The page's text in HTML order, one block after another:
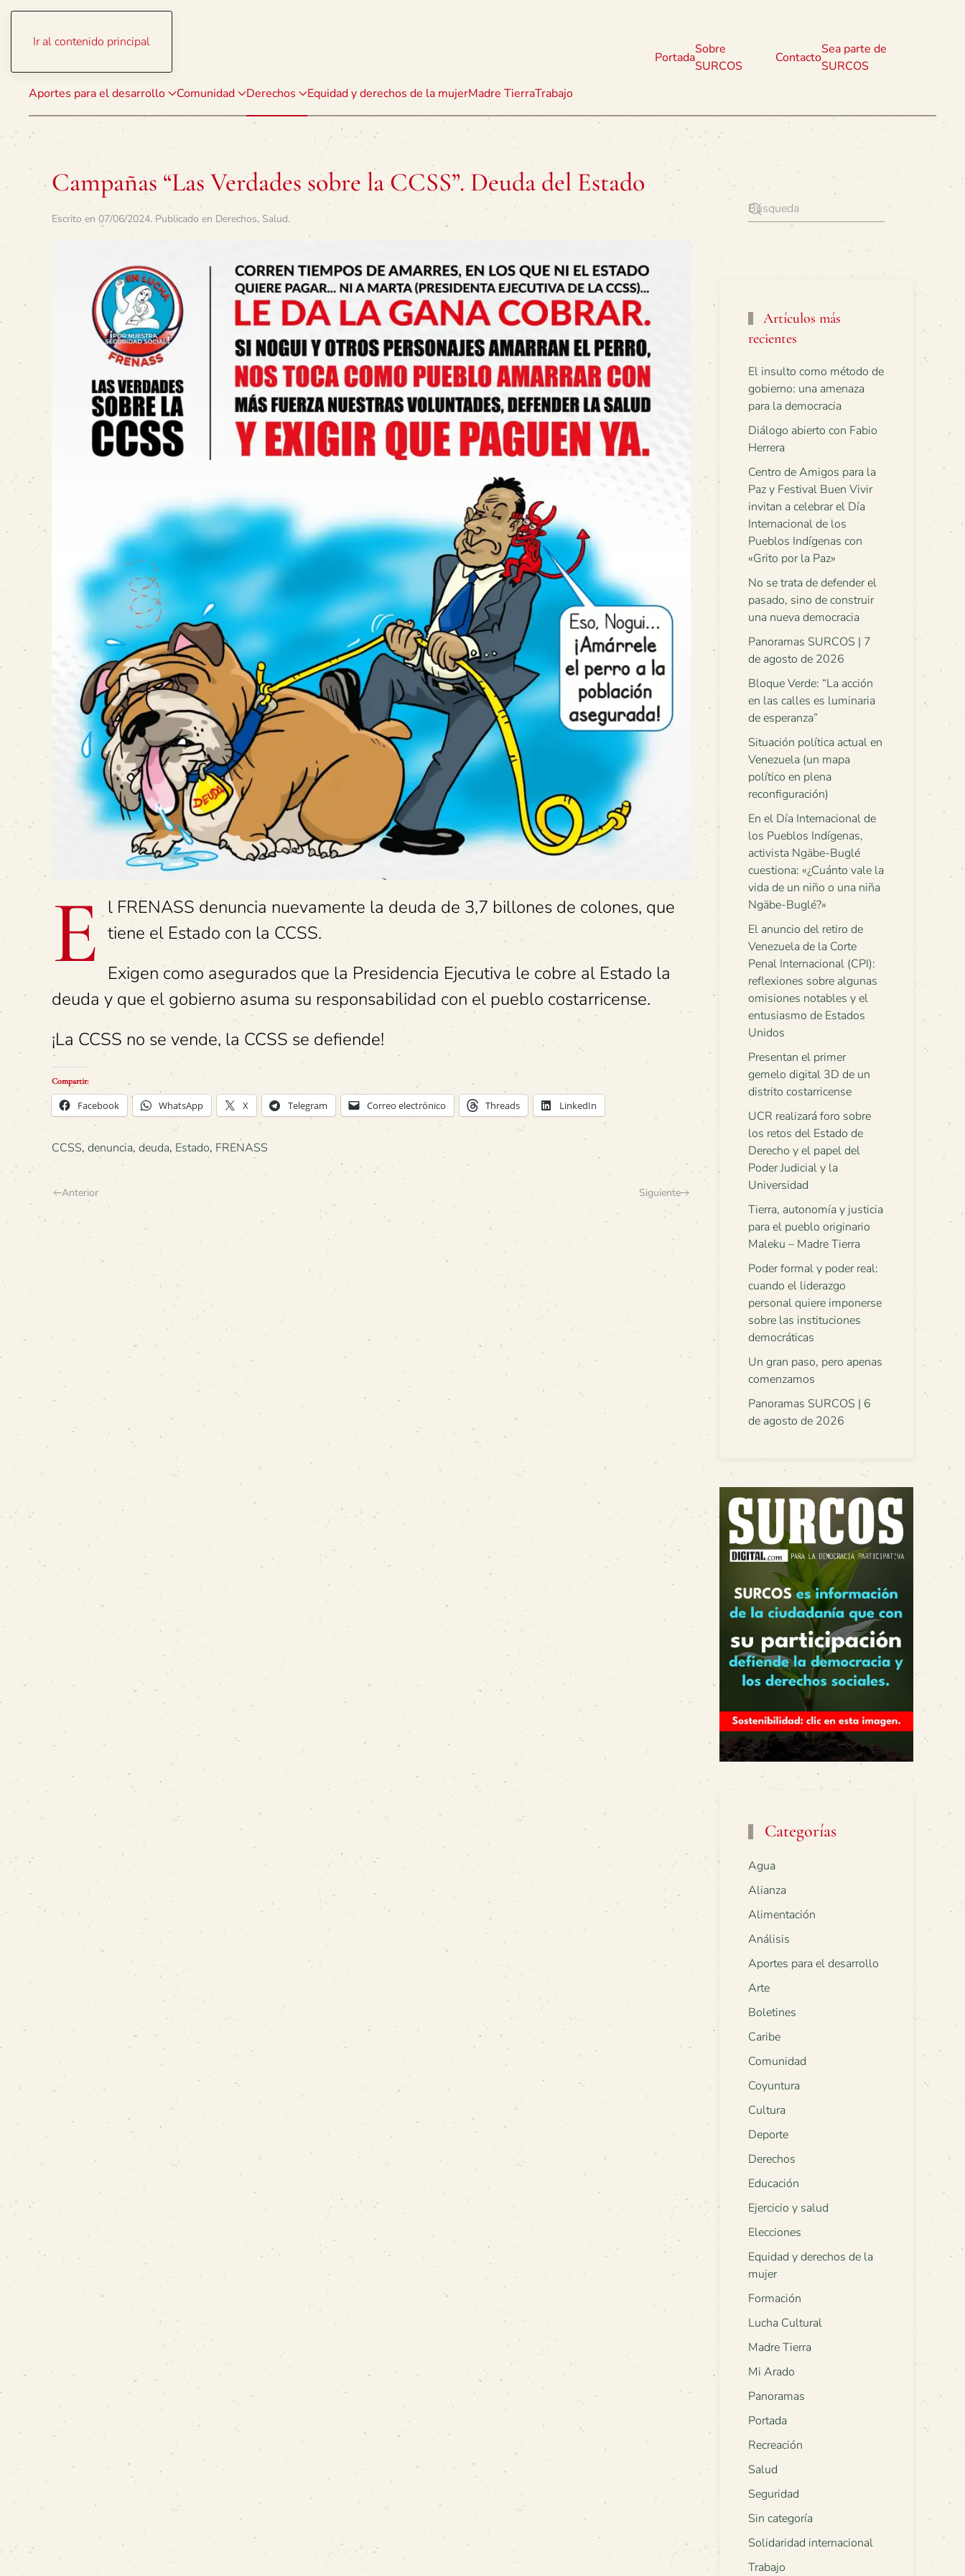
Ir al contenido principal
Aportes para el desarrollo Comunidad Derechos Equidad y derechos de la mujerMadre TierraTrabajo
Portada
Sobre
SURCOS
Contacto
Sea parte de
SURCOS
Campañas “Las Verdades sobre la CCSS”. Deuda del Estado
Escrito en 07/06/2024. Publicado en Derechos, Salud.
E l FRENASS denuncia nuevamente la deuda de 3,7 billones de colones, que
tiene el Estado con la CCSS.
Exigen como asegurados que la Presidencia Ejecutiva le cobre al Estado la
deuda y que el gobierno asuma su responsabilidad con el pueblo costarricense.
¡La CCSS no se vende, la CCSS se defiende!
Compartir:
Facebook WhatsApp X Telegram Correo electrónico Threads LinkedIn
CCSS, denuncia, deuda, Estado, FRENASS
Anterior Siguiente
Artículos más
recientes
El insulto como método de
gobierno: una amenaza
para la democracia
Diálogo abierto con Fabio
Herrera
Centro de Amigos para la
Paz y Festival Buen Vivir
invitan a celebrar el Día
Internacional de los
Pueblos Indígenas con
«Grito por la Paz»
No se trata de defender el
pasado, sino de construir
una nueva democracia
Panoramas SURCOS | 7
de agosto de 2026
Bloque Verde: “La acción
en las calles es luminaria
de esperanza”
Situación política actual en
Venezuela (un mapa
político en plena
reconfiguración)
En el Día Internacional de
los Pueblos Indígenas,
activista Ngäbe-Buglé
cuestiona: «¿Cuánto vale la
vida de un niño o una niña
Ngäbe-Buglé?»
El anuncio del retiro de
Venezuela de la Corte
Penal Internacional (CPI):
reflexiones sobre algunas
omisiones notables y el
entusiasmo de Estados
Unidos
Presentan el primer
gemelo digital 3D de un
distrito costarricense
UCR realizará foro sobre
los retos del Estado de
Derecho y el papel del
Poder Judicial y la
Universidad
Tierra, autonomía y justicia
para el pueblo originario
Maleku – Madre Tierra
Poder formal y poder real:
cuando el liderazgo
personal quiere imponerse
sobre las instituciones
democráticas
Un gran paso, pero apenas
comenzamos
Panoramas SURCOS | 6
de agosto de 2026
Categorías
Agua
Alianza
Alimentación
Análisis
Aportes para el desarrollo
Arte
Boletines
Caribe
Comunidad
Coyuntura
Cultura
Deporte
Derechos
Educación
Ejercicio y salud
Elecciones
Equidad y derechos de la
mujer
Formación
Lucha Cultural
Madre Tierra
Mi Arado
Panoramas
Portada
Recreación
Salud
Seguridad
Sin categoría
Solidaridad internacional
Trabajo